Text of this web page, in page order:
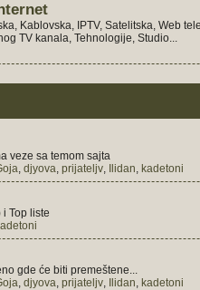
Kablovska, IPTV, Satelitska, Web
TV kanala, Tehnologije, Studio...
veze sa temom sajta
, djyova, prijateljv, Ilidan, kadetoni
Top liste
gde će biti premeštene...
, djyova, prijateljv, Ilidan, kadetoni